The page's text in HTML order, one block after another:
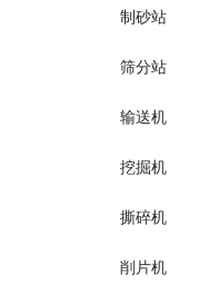
制砂站
筛分站
输送机
挖掘机
撕碎机
削片机